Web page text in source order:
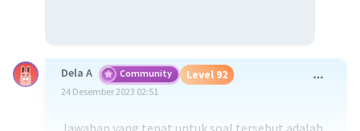
Dela A Community Level 92
24 Desember 2023 02:51
Jawaban yang tepat untuk soal tersebut adalah